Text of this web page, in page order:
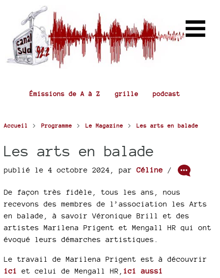
Émissions de A à Z grille podcast
Accueil > Programme > Le Magazine > Les arts en balade
Les arts en balade
publié le 4 octobre 2024 parCéline /
De façon très fidèle, tous les ans, nous
recevons des membres de l’association les Arts
en balade, à savoir Véronique Brill et des
artistes Marilena Prigent et Mengall HR qui ont
évoqué leurs démarches artistiques.
Le travail de Marilena Prigent est à découvrir
ici
et celui de Mengall HR, ici aussi